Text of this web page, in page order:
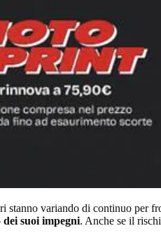
stanno variando di continuo per
dei suoi impegni. Anche se il